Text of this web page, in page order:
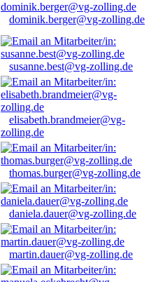
dominik.berger@vg-zolling.de
susanne.best@vg-zolling.de
elisabeth.brandmeier@vg-
zolling.de
thomas.burger@vg-zolling.de
daniela.dauer@vg-zolling.de
martin.dauer@vg-zolling.de